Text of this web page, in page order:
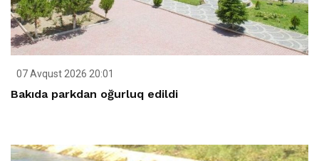
07 Avqust 2026 20:01
Bakıda parkdan oğurluq edildi